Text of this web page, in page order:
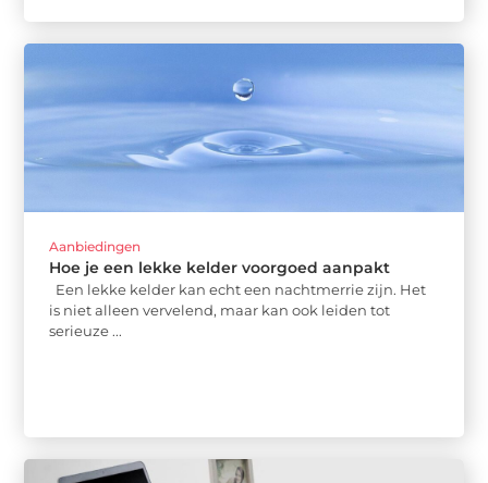
Aanbiedingen
Hoe je een lekke kelder voorgoed aanpakt
Een lekke kelder kan echt een nachtmerrie zijn. Het
is niet alleen vervelend, maar kan ook leiden tot
serieuze ...